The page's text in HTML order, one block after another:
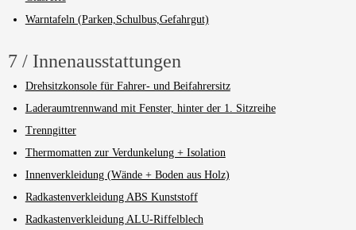
Warntafeln (Parken,Schulbus,Gefahrgut)
7 / Innenausstattungen
Drehsitzkonsole für Fahrer- und Beifahrersitz
Laderaumtrennwand mit Fenster, hinter der 1. Sitzreihe
Trenngitter
Thermomatten zur Verdunkelung + Isolation
Innenverkleidung (Wände + Boden aus Holz)
Radkastenverkleidung ABS Kunststoff
Radkastenverkleidung ALU-Riffelblech